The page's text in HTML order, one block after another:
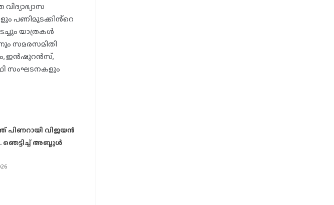
പണിമുടക്കിൻ്റെ
യാത്രകൾ
സമരസമിതി
ഇൻഷുറൻസ്,
സംഘടനകളും
പിണറായി വിജയന്‍
ഞെട്ടിച്ച് അബ്ദുൾ